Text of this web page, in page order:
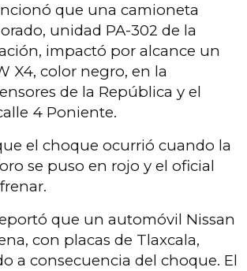
que una camioneta
unidad PA-302 de la
impactó por alcance un
X4, color negro, en la
de la República y el
4 Poniente.
el choque ocurrió cuando la
se puso en rojo y el oficial
que un automóvil Nissan
con placas de Tlaxcala,
a consecuencia del choque. El